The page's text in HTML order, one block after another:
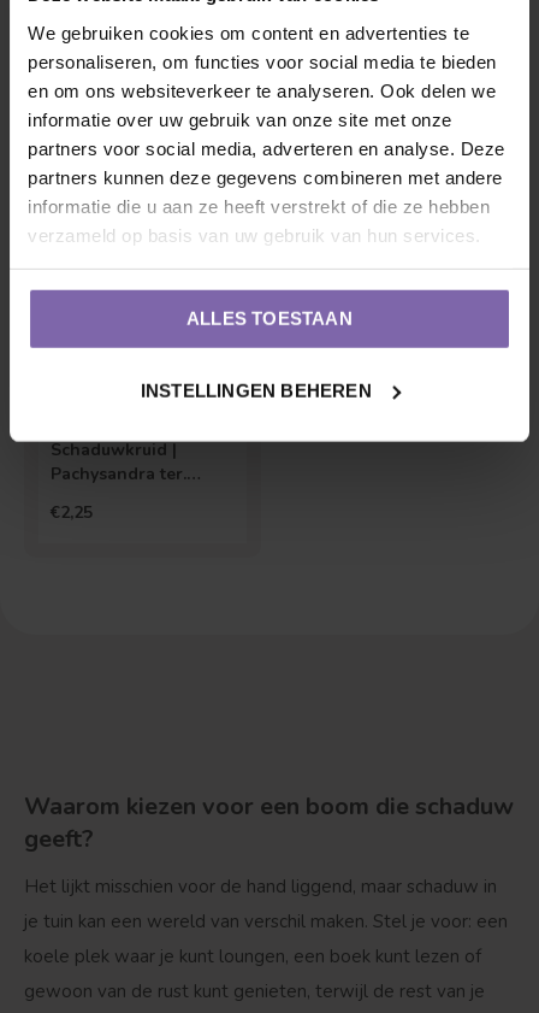
We gebruiken cookies om content en advertenties te
personaliseren, om functies voor social media te bieden
en om ons websiteverkeer te analyseren. Ook delen we
informatie over uw gebruik van onze site met onze
partners voor social media, adverteren en analyse. Deze
partners kunnen deze gegevens combineren met andere
informatie die u aan ze heeft verstrekt of die ze hebben
verzameld op basis van uw gebruik van hun services.
ALLES TOESTAAN
INSTELLINGEN BEHEREN
Schaduwkruid |
Pachysandra
terminalus
€1,95
Schaduwkruid |
Pachysandra ter.
Green Sheen
€2,25
Schaduwkruid |
Pachysandra ter.
€2,25
Waarom kiezen voor een boom die schaduw
geeft?
Het lijkt misschien voor de hand liggend, maar schaduw in
je tuin kan een wereld van verschil maken. Stel je voor: een
koele plek waar je kunt loungen, een boek kunt lezen of
gewoon van de rust kunt genieten, terwijl de rest van je